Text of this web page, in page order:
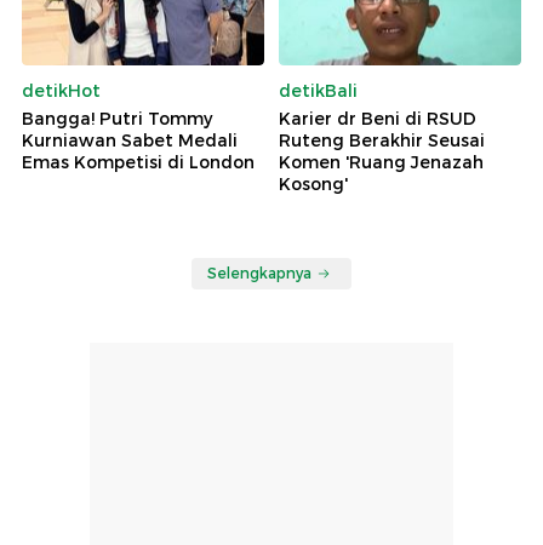
detikHot
Bangga! Putri Tommy
Kurniawan Sabet Medali
Emas Kompetisi di London
detikBali
Karier dr Beni di RSUD
Ruteng Berakhir Seusai
Komen 'Ruang Jenazah
Kosong'
Selengkapnya